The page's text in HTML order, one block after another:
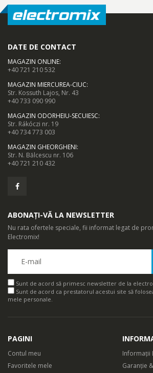
DATE DE CONTACT
MAGAZIN ONLINE:
+40 721 210 532
MAGAZIN MIERCUREA-CIUC:
Str. Kossuth Lajos, Nr. 43
+40 733 090 990
MAGAZIN ODORHEIU-SECUIESC:
Str. Rákóczi nr. 19
+40 734 773 003
MAGAZIN GHEORGHENI:
Str. N. Bălcescu nr. 106
+40 721 210 432
ABONAȚI-VĂ LA NEWSLETTER
Nu rata ofertele speciale, fii informat legat de
Electromix!
Sunt de acord să primesc newsletter de la
Sunt de acord ca prestatorul acestui site să
mele personale.
PAGINI
Contul meu
Favoritele mele
Informații
Garanție